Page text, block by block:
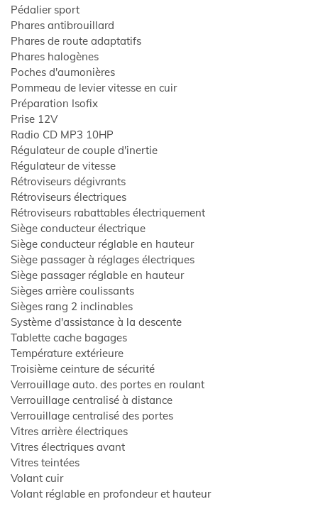
Pédalier sport
Phares antibrouillard
Phares de route adaptatifs
Phares halogènes
Poches d'aumonières
Pommeau de levier vitesse en cuir
Préparation Isofix
Prise 12V
Radio CD MP3 10HP
Régulateur de couple d'inertie
Régulateur de vitesse
Rétroviseurs dégivrants
Rétroviseurs électriques
Rétroviseurs rabattables électriquement
Siège conducteur électrique
Siège conducteur réglable en hauteur
Siège passager à réglages électriques
Siège passager réglable en hauteur
Sièges arrière coulissants
Sièges rang 2 inclinables
Système d'assistance à la descente
Tablette cache bagages
Température extérieure
Troisième ceinture de sécurité
Verrouillage auto. des portes en roulant
Verrouillage centralisé à distance
Verrouillage centralisé des portes
Vitres arrière électriques
Vitres électriques avant
Vitres teintées
Volant cuir
Volant réglable en profondeur et hauteur